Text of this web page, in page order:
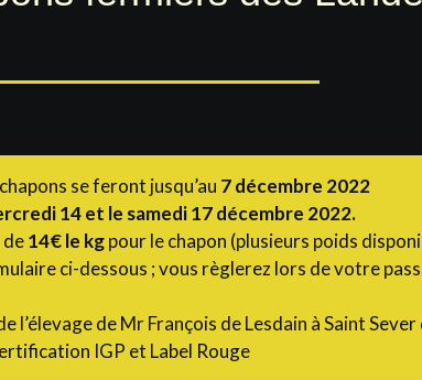
se feront jusqu’au 7 décembre 2022
14 et le samedi 17 décembre 2022.
14€ le kgpour le chapon (plusieurs poids
ci-dessous ; vous règlerez lors de votre
de Mr François de Lesdain à Saint Sever
IGP et Label Rouge